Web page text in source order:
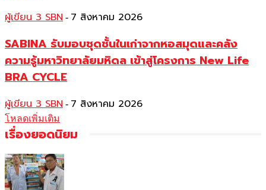
ผู้เขียน 3 SBN - 7 สิงหาคม 2026
SABINA รับมอบชุดชั้นในเก่าจากหอสมุดและคลัง
ความรู้มหาวิทยาลัยมหิดล เข้าสู่โครงการ New Life
BRA CYCLE
ผู้เขียน 3 SBN - 7 สิงหาคม 2026
โหลดเพิ่มเติม
เรื่องยอดนิยม